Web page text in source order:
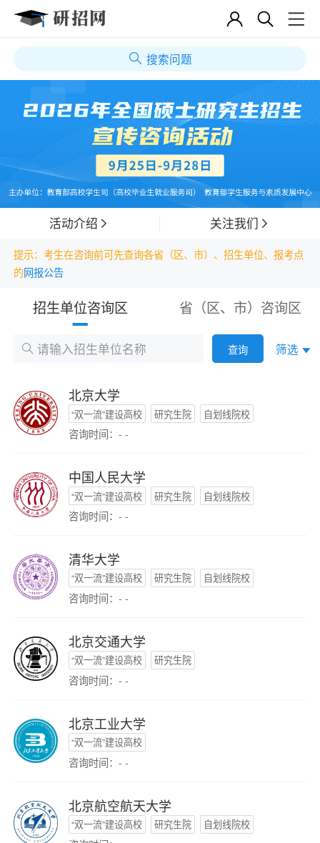
搜索问题
活动介绍 关注我们
提示：考生在咨询前可先查询各省（区、市）、招生单位、报考点
的网报公告
招生单位咨询区 省（区、市）咨询区
查询 筛选
北京大学
“双一流”建设高校 研究生院 自划线院校
咨询时间：- -
中国人民大学
“双一流”建设高校 研究生院 自划线院校
咨询时间：- -
清华大学
“双一流”建设高校 研究生院 自划线院校
咨询时间：- -
北京交通大学
“双一流”建设高校 研究生院
咨询时间：- -
北京工业大学
“双一流”建设高校
咨询时间：- -
北京航空航天大学
“双一流”建设高校 研究生院 自划线院校